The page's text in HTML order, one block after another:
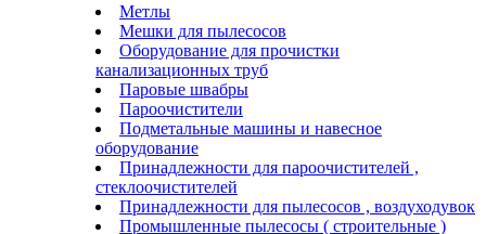
Метлы
Мешки для пылесосов
Оборудование для прочистки
канализационных труб
Паровые швабры
Пароочистители
Подметальные машины и навесное
оборудование
Принадлежности для пароочистителей ,
стеклоочистителей
Принадлежности для пылесосов , воздуходувок
Промышленные пылесосы ( строительные )